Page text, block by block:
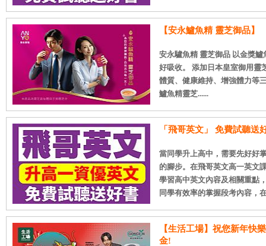
【安永鱸魚精 靈芝御品】
安永驢魚精 靈芝御品 以金獎
好吸收。 添加日本皇室御用
體質、健康維持、增強體力等
鱸魚精靈芝......
「飛哥英文」 免費試聽送
當同學升上高中，需要先好好
的腳步。在飛哥英文高一英文
學習高中英文內容及相關重點
同學有效率的掌握段考內容，
【生活工場】祝您新年快
金!